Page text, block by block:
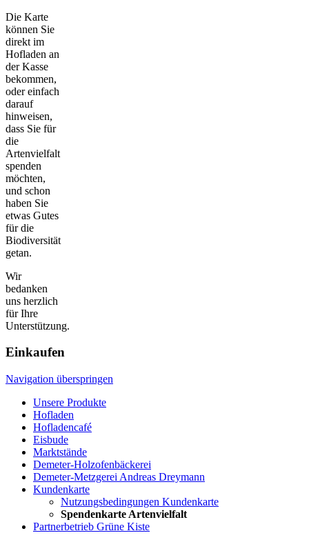
Die Karte
können Sie
direkt im
Hofladen an
der Kasse
bekommen,
oder einfach
darauf
hinweisen,
dass Sie für
die
Artenvielfalt
spenden
möchten,
und schon
haben Sie
etwas Gutes
für die
Biodiversität
getan.
Wir
bedanken
uns herzlich
für Ihre
Unterstützung.
Einkaufen
Navigation überspringen
Unsere Produkte
Hofladen
Hofladencafé
Eisbude
Marktstände
Demeter-Holzofenbäckerei
Demeter-Metzgerei Andreas Dreymann
Kundenkarte
Nutzungsbedingungen Kundenkarte
Spendenkarte Artenvielfalt
Partnerbetrieb Grüne Kiste